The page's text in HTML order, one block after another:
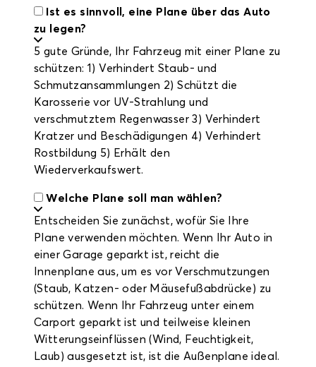
Ist es sinnvoll, eine Plane über das Auto
zu legen?
5 gute Gründe, Ihr Fahrzeug mit einer Plane zu
schützen: 1) Verhindert Staub- und
Schmutzansammlungen 2) Schützt die
Karosserie vor UV-Strahlung und
verschmutztem Regenwasser 3) Verhindert
Kratzer und Beschädigungen 4) Verhindert
Rostbildung 5) Erhält den
Wiederverkaufswert.
Welche Plane soll man wählen?
Entscheiden Sie zunächst, wofür Sie Ihre
Plane verwenden möchten. Wenn Ihr Auto in
einer Garage geparkt ist, reicht die
Innenplane aus, um es vor Verschmutzungen
(Staub, Katzen- oder Mäusefußabdrücke) zu
schützen. Wenn Ihr Fahrzeug unter einem
Carport geparkt ist und teilweise kleinen
Witterungseinflüssen (Wind, Feuchtigkeit,
Laub) ausgesetzt ist, ist die Außenplane ideal.